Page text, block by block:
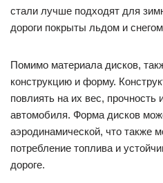
стали лучше подходят для
дороги покрыты льдом и
Помимо материала дисков,
конструкцию и форму.
повлиять на их вес, прочность
автомобиля. Форма дисков
аэродинамической, что также
потребление топлива и
дороге.